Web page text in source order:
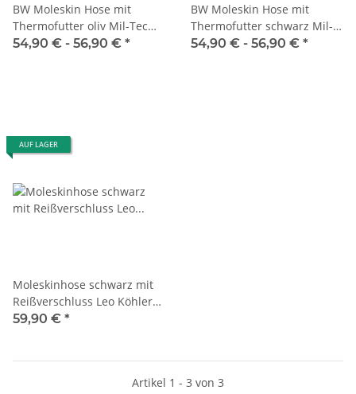
BW Moleskin Hose mit
Thermofutter oliv Mil-Tec
11321001
54,90 € - 56,90 € *
BW Moleskin Hose mit
Thermofutter schwarz Mil-
Tec 11321002
54,90 € - 56,90 € *
AUF LAGER
Moleskinhose schwarz mit
Reißverschluss Leo Köhler
Hose Sicherheitsdienst
59,90 € *
Artikel 1 - 3 von 3